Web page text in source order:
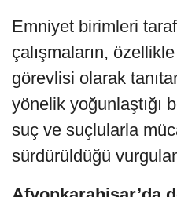
Emniyet birimleri
çalışmaların,
görevlisi olarak
yönelik yoğunlaştığı
suç ve suçlularla
sürdürüldüğü